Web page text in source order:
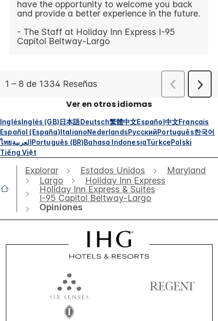
Ver en otros idiomas
InglésInglés (GB)日本語Deutsch繁體中文Español中文Français
Español (España)ItalianoNederlandsРусскийPortuguês한국어
ไทยالعربيةPortuguês (BR)Bahasa IndonesiaTürkçePolski
Tiếng Việt
Explorar Estados Unidos
Maryland
Largo
Holiday Inn Express
Holiday Inn Express & Suites
I-95 Capitol Beltway-Largo
Opiniones